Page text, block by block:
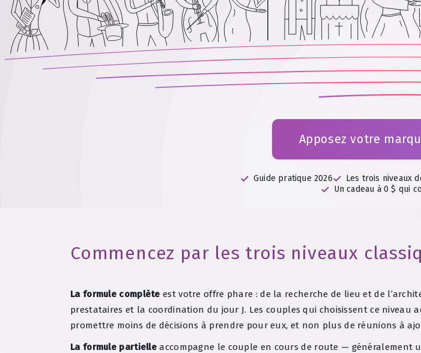
Apposez votre
Guide pratique 2026 Les trois niveaux
Un cadeau à 0 $ qui
Commencez par les trois niveaux
La formule complète est votre offre phare : de la recherche de lieu et de
prestataires et la coordination du jour J. Les couples qui choisissent ce
promettre moins de décisions à prendre pour eux, et non plus de réunions à
La formule partielle accompagne le couple en cours de route — généralement